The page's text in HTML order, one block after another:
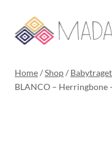
Home/Shop/
BLANCO – Herringbone